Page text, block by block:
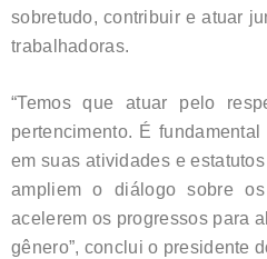
sobretudo, contribuir e atuar
trabalhadoras.
“Temos que atuar pelo
pertencimento. É
em suas atividades e
ampliem o diálogo sobre
acelerem os progressos para
gênero”, conclui o presidente